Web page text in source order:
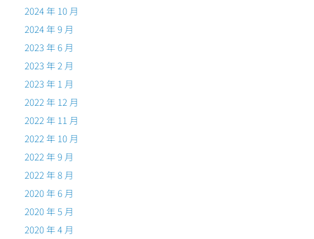
2024 年 10 月
2024 年 9 月
2023 年 6 月
2023 年 2 月
2023 年 1 月
2022 年 12 月
2022 年 11 月
2022 年 10 月
2022 年 9 月
2022 年 8 月
2020 年 6 月
2020 年 5 月
2020 年 4 月